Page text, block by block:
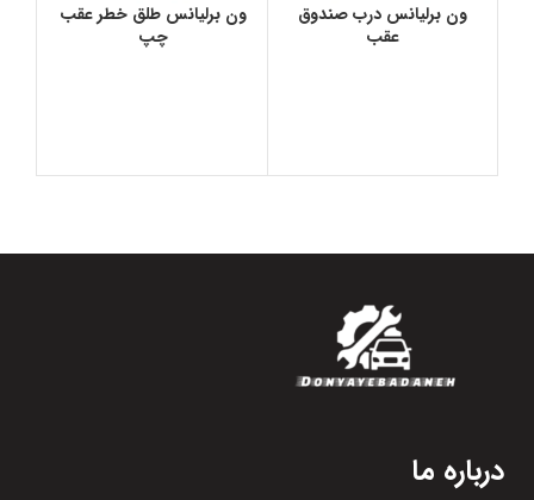
ون برليانس درب صندوق
عقب
ون برليانس طلق خطر عقب
چپ
درباره ما